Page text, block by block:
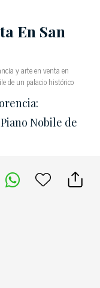
En San
y arte en venta en
de un palacio histórico
Nobile de